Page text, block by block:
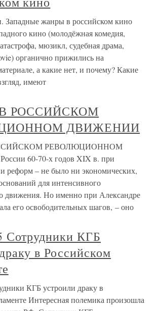
Западные жанры в российском кино
кино (молодёжная комедия,
мюзикл, судебная драма,
органично прижились на
а какие нет, и почему? Какие
имеют
В РОССИЙСКОМ
ДВИЖЕНИИ
РЕВОЛЮЦИОННОМ
60-70-х годов XIX в. при
реформ – не было ни экономических,
для интенсивного
движения. Но именно при Александре
его освободительных шагов, – оно
Сотрудники КГБ
в Российском
КГБ устроили драку в
Интересная полемика произошла